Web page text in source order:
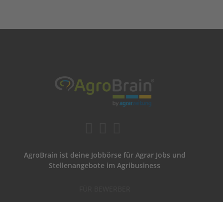
AgroBrain ist deine Jobbörse für Agrar Jobs und
Stellenangebote im Agribusiness